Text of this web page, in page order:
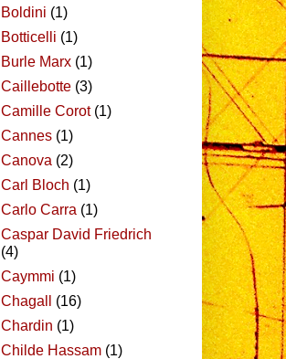
Boldini (1)
Botticelli (1)
Burle Marx (1)
Caillebotte (3)
Camille Corot (1)
Cannes (1)
Canova (2)
Carl Bloch (1)
Carlo Carra (1)
Caspar David Friedrich
(4)
Caymmi (1)
Chagall
(16)
Chardin (1)
Childe Hassam (1)